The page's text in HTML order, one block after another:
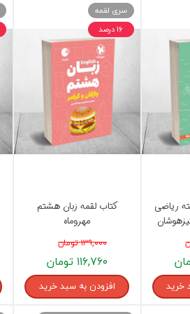
100 نکته ریاضی
خرید
کتاب لقمه زبان هشتم
مهروماه
۱۳۹,۰۰۰ تومان
۱۱۶,۷۶۰ تومان
افزودن به سبد خرید
سری لقمه
۱۶ درصد